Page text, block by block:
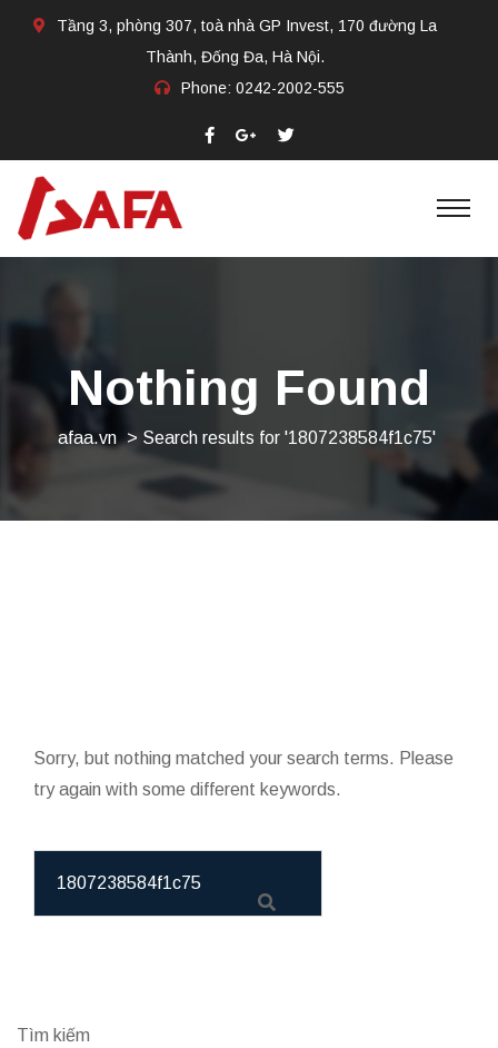
Tầng 3, phòng 307, toà nhà GP Invest, 170 đường La
Thành, Đống Đa, Hà Nội.
Phone: 0242-2002-555​
Nothing Found
afaa.vn > Search results for '1807238584f1c75'
Sorry, but nothing matched your search terms. Please
try again with some different keywords.
Tìm kiếm